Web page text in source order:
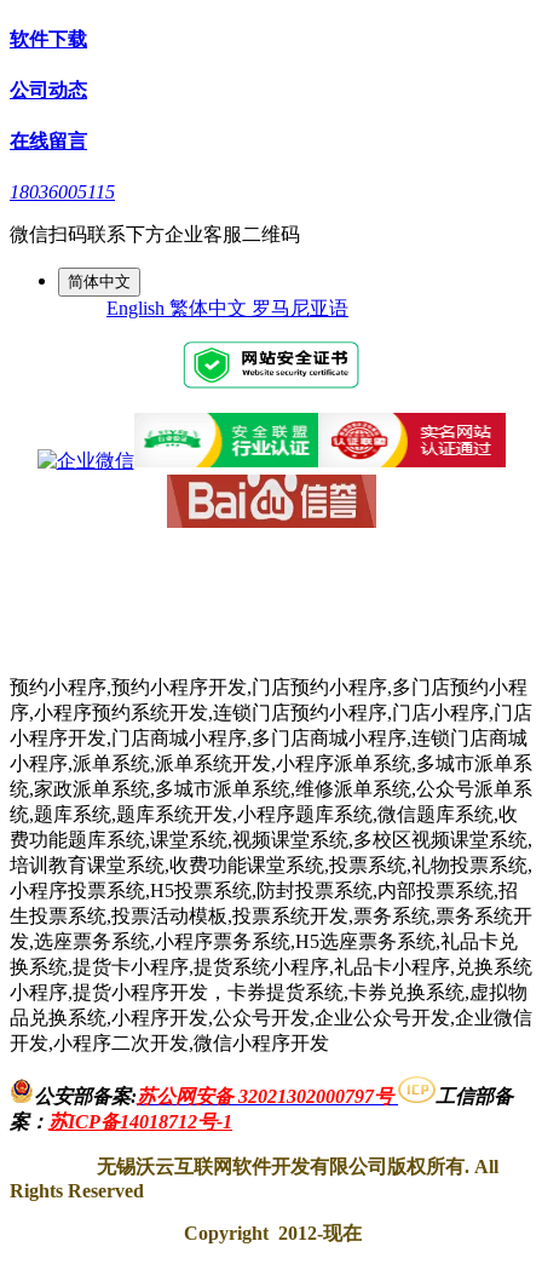
软件下载
公司动态
在线留言
18036005115
微信扫码联系下方企业客服二维码
简体中文
English 繁体中文 罗马尼亚语
预约小程序,预约小程序开发,门店预约小程序,多门店预约小程
序,小程序预约系统开发,连锁门店预约小程序,门店小程序,门店
小程序开发,门店商城小程序,多门店商城小程序,连锁门店商城
小程序,派单系统,派单系统开发,小程序派单系统,多城市派单系
统,家政派单系统,多城市派单系统,维修派单系统,公众号派单系
统,题库系统,题库系统开发,小程序题库系统,微信题库系统,收
费功能题库系统,课堂系统,视频课堂系统,多校区视频课堂系统,
培训教育课堂系统,收费功能课堂系统,投票系统,礼物投票系统,
小程序投票系统,H5投票系统,防封投票系统,内部投票系统,招
生投票系统,投票活动模板,投票系统开发,票务系统,票务系统开
发,选座票务系统,小程序票务系统,H5选座票务系统,礼品卡兑
换系统,提货卡小程序,提货系统小程序,礼品卡小程序,兑换系统
小程序,提货小程序开发，卡券提货系统,卡券兑换系统,虚拟物
品兑换系统,小程序开发,公众号开发,企业公众号开发,企业微信
开发,小程序二次开发,微信小程序开发
公安部备案:苏公网安备 32021302000797号
工信部备
案： 苏ICP备14018712号-1
无锡沃云互联网软件开发有限公司版权所有. All
Rights Reserved
Copyright 2012-现在